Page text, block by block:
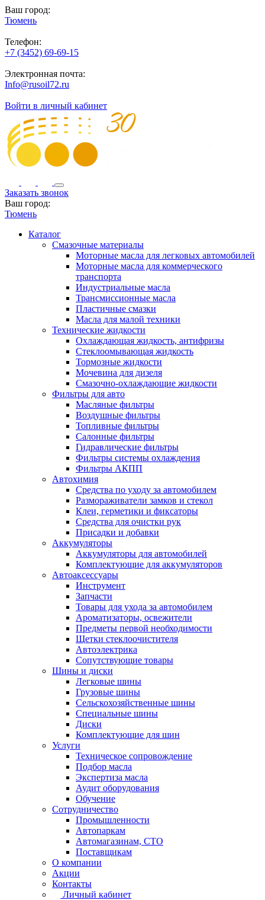
Ваш город:
Тюмень
Телефон:
+7 (3452) 69-69-15
Электронная почта:
Info@rusoil72.ru
Войти в личный кабинет
Заказать звонок
Ваш город:
Тюмень
Каталог
Смазочные материалы
Моторные масла для легковых автомобилей
Моторные масла для коммерческого
транспорта
Индустриальные масла
Трансмиссионные масла
Пластичные смазки
Масла для малой техники
Технические жидкости
Охлаждающая жидкость, антифризы
Стеклоомывающая жидкость
Тормозные жидкости
Мочевина для дизеля
Смазочно-охлаждающие жидкости
Фильтры для авто
Масляные фильтры
Воздушные фильтры
Топливные фильтры
Салонные фильтры
Гидравлические фильтры
Фильтры системы охлаждения
Фильтры АКПП
Автохимия
Средства по уходу за автомобилем
Размораживатели замков и стекол
Клеи, герметики и фиксаторы
Средства для очистки рук
Присадки и добавки
Аккумуляторы
Аккумуляторы для автомобилей
Комплектующие для аккумуляторов
Автоаксессуары
Инструмент
Запчасти
Товары для ухода за автомобилем
Ароматизаторы, освежители
Предметы первой необходимости
Щетки стеклоочистителя
Автоэлектрика
Сопутствующие товары
Шины и диски
Легковые шины
Грузовые шины
Сельскохозяйственные шины
Специальные шины
Диски
Комплектующие для шин
Услуги
Техническое сопровождение
Подбор масла
Экспертиза масла
Аудит оборудования
Обучение
Сотрудничество
Промышленности
Автопаркам
Автомагазинам, СТО
Поставщикам
О компании
Акции
Контакты
Личный кабинет